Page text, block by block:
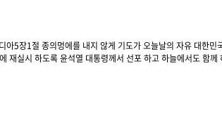
아5장1절 종의멍에를 내지 않게 기도가 오늘날의 자유 대한
재실시 하도록 윤석열 대통령께서 선포 하고 하늘에서도 함